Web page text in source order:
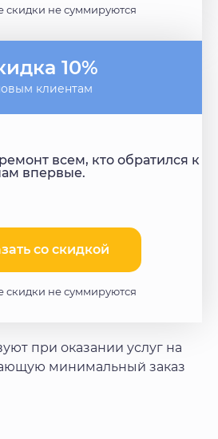
скидки не суммируются
10%
клиентам
всем, кто обратился к
впервые.
со скидкой​
скидки не суммируются
при оказании услуг на
минимальный заказ